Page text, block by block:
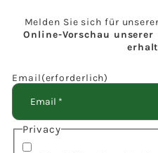
Melden Sie sich für
Online-Vorschau
Email(erforderlich)
Privacy